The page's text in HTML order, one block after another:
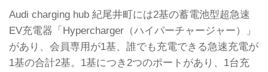
Audi charging hub 紀尾井町には2基の蓄電池型超急速
EV充電器「Hypercharger（ハイパーチャージャー）」
があり、会員専用が1基、誰でも充電できる急速充電が
1基の合計2基。1基につき2つのポートがあり、1台充